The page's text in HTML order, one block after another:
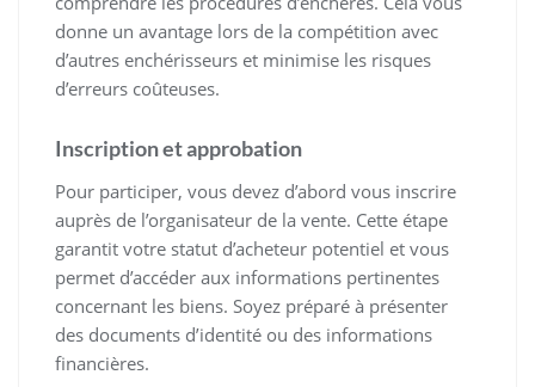
donne un avantage lors de la compétition avec
d’autres enchérisseurs et minimise les risques
d’erreurs coûteuses.
Inscription et approbation
Pour participer, vous devez d’abord vous inscrire
auprès de l’organisateur de la vente. Cette étape
garantit votre statut d’acheteur potentiel et vous
permet d’accéder aux informations pertinentes
concernant les biens. Soyez préparé à présenter
des documents d’identité ou des informations
financières.